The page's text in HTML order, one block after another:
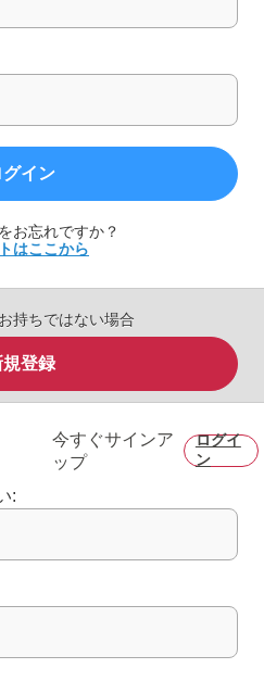
グイン
お忘れですか？
はここから
持ちではない場合
規登録
今すぐサインア
ップ
ログイ
ン
: